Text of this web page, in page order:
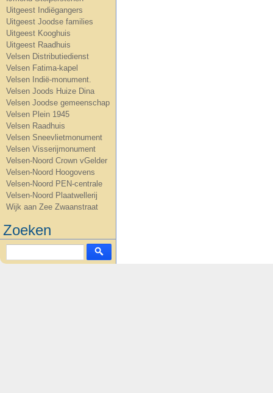
Uitgeest Indiëgangers
Uitgeest Joodse families
Uitgeest Kooghuis
Uitgeest Raadhuis
Velsen Distributiedienst
Velsen Fatima-kapel
Velsen Indië-monument.
Velsen Joods Huize Dina
Velsen Joodse gemeenschap
Velsen Plein 1945
Velsen Raadhuis
Velsen Sneevlietmonument
Velsen Visserijmonument
Velsen-Noord Crown vGelder
Velsen-Noord Hoogovens
Velsen-Noord PEN-centrale
Velsen-Noord Plaatwellerij
Wijk aan Zee Zwaanstraat
Zoeken